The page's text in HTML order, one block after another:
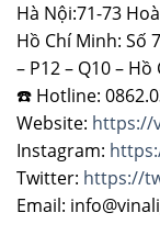
Hà Nội:71-73
Hồ Chí Minh: Số
– P12 – Q10 –
☎️ Hotline:
Website: https://
Instagram:
Twitter: https://
Email: